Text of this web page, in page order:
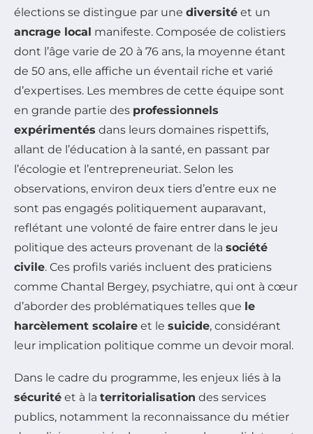
élections se distingue par une diversité et un
ancrage local manifeste. Composée de colistiers
dont l’âge varie de 20 à 76 ans, la moyenne étant
de 50 ans, elle affiche un éventail riche et varié
d’expertises. Les membres de cette équipe sont
en grande partie des professionnels
expérimentés dans leurs domaines rispettifs,
allant de l’éducation à la santé, en passant par
l’écologie et l’entrepreneuriat. Selon les
observations, environ deux tiers d’entre eux ne
sont pas engagés politiquement auparavant,
reflétant une volonté de faire entrer dans le jeu
politique des acteurs provenant de la société
civile. Ces profils variés incluent des praticiens
comme Chantal Bergey, psychiatre, qui ont à cœur
d’aborder des problématiques telles que le
harcèlement scolaire et le suicide, considérant
leur implication politique comme un devoir moral.
Dans le cadre du programme, les enjeux liés à la
sécurité et à la territorialisation des services
publics, notamment la reconnaissance du métier